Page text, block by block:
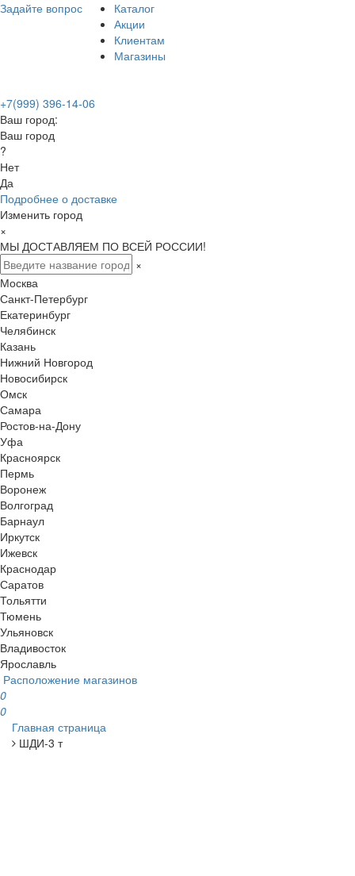
Задайте вопрос
Каталог
Акции
Клиентам
Магазины
+7(999) 396-14-06
Ваш город:
Ваш город
?
Нет
Да
Подробнее о доставке
Изменить город
×
МЫ ДОСТАВЛЯЕМ ПО ВСЕЙ РОССИИ!
×
Москва
Санкт-Петербург
Екатеринбург
Челябинск
Казань
Нижний Новгород
Новосибирск
Омск
Самара
Ростов-на-Дону
Уфа
Красноярск
Пермь
Воронеж
Волгоград
Барнаул
Иркутск
Ижевск
Краснодар
Саратов
Тольятти
Тюмень
Ульяновск
Владивосток
Ярославль
Расположение магазинов
0
0
Главная страница
ШДИ-3 т